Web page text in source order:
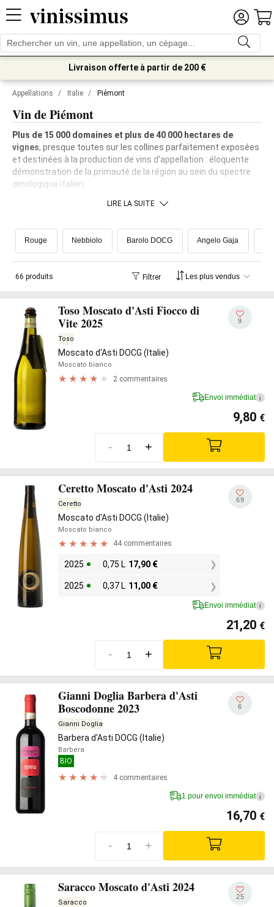
Livraison offerte à partir de 200 €
Appellations / Italie / Piémont
Vin de Piémont
Plus de 15 000 domaines et plus de 40 000 hectares de
vignes, presque toutes sur les collines parfaitement exposées
et destinées à la production de vins d'appellation : éloquente
démonstration de la primauté de la région au sein du spectre
œnologique italien.
LIRE LA SUITE
Rouge Nebbiolo Barolo DOCG Angelo Gaja
66 produits Filtrer
Toso Moscato d'Asti Fiocco di
Vite 2025
Toso
Moscato d'Asti DOCG (Italie)
Moscato bianco
2 commentaires
9
Envoi immédiat i
9,80 €
- +
Ceretto Moscato d'Asti 2024
Ceretto
Moscato d'Asti DOCG (Italie)
Moscato bianco
44 commentaires
2025 0,75 L 17,90 €
2025 0,37 L 11,00 €
69
Envoi immédiat i
21,20 €
- +
Gianni Doglia Barbera d'Asti
Boscodonne 2023
Gianni Doglia
Barbera d'Asti DOCG (Italie)
Barbera
BIO
4 commentaires
6
1 pour envoi immédiat i
16,70 €
- +
Saracco Moscato d'Asti 2024
Saracco
25